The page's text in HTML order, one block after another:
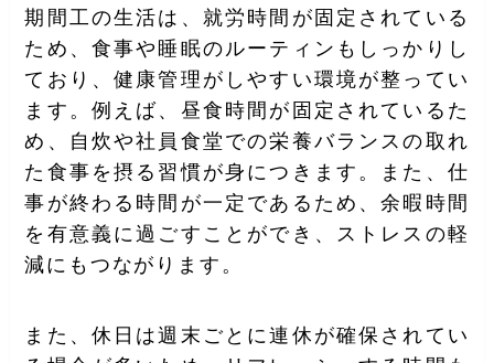
期間工の生活は、就労時間が固定されている
ため、食事や睡眠のルーティンもしっかりし
ており、健康管理がしやすい環境が整ってい
ます。例えば、昼食時間が固定されているた
め、自炊や社員食堂での栄養バランスの取れ
た食事を摂る習慣が身につきます。また、仕
事が終わる時間が一定であるため、余暇時間
を有意義に過ごすことができ、ストレスの軽
減にもつながります。
また、休日は週末ごとに連休が確保されてい